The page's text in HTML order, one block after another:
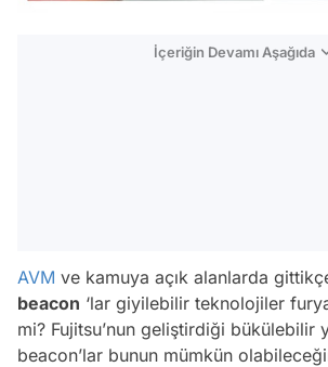
İçeriğin Devamı Aşağıda
AVM ve kamuya açık alanlarda
beacon ‘lar giyilebilir teknolojiler
mi? Fujitsu’nun geliştirdiği bükülebilir
beacon’lar bunun mümkün